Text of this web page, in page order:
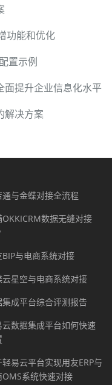
功能和优化
置示例
面提升企业信息化水平
解决方案
通与金蝶对接全流程
OKKICRM数据无缝对接
BIP与电商系统对接
云星空与电商系统对接
集成平台综合评测报告
云数据集成平台如何快速
易云平台实现用友ERP与
OMS系统快速对接